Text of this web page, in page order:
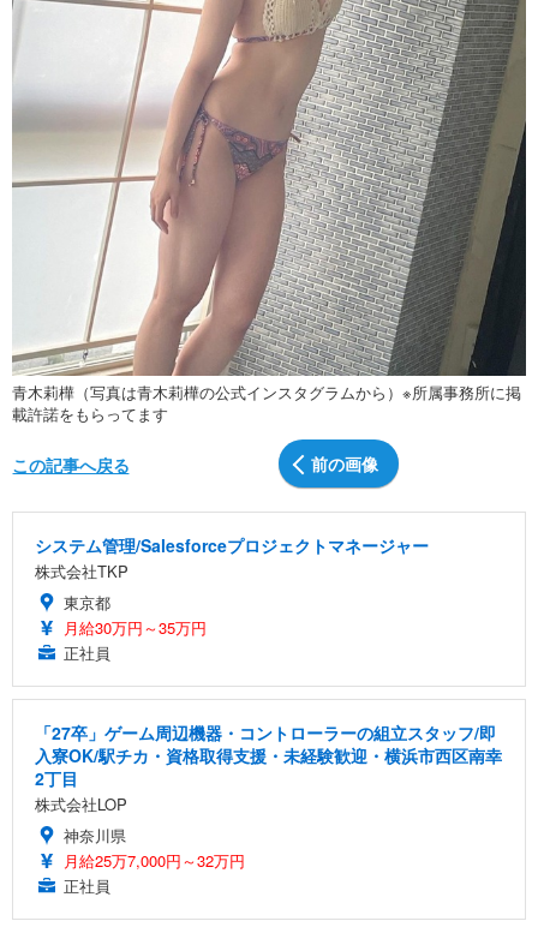
青木莉樺（写真は青木莉樺の公式インスタグラムから）※所属事務所に掲
載許諾をもらってます
前の画像
この記事へ戻る
システム管理/Salesforceプロジェクトマネージャー
株式会社TKP
東京都
月給30万円～35万円
正社員
「27卒」ゲーム周辺機器・コントローラーの組立スタッフ/即
入寮OK/駅チカ・資格取得支援・未経験歓迎・横浜市西区南幸
2丁目
株式会社LOP
神奈川県
月給25万7,000円～32万円
正社員